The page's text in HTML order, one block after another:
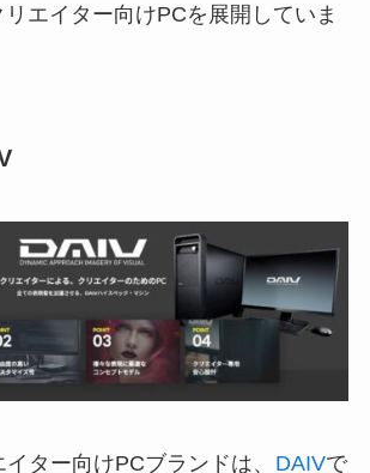
エイター向けPCを展開していま
ター向けPCブランドは、 DAIVで